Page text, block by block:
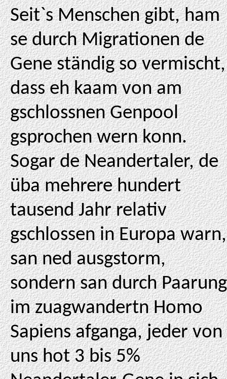
Seit`s Menschen gibt, ham
se durch Migrationen de
Gene ständig so vermischt,
dass eh kaam von am
gschlossnen Genpool
gsprochen wern konn.
Sogar de Neandertaler, de
üba mehrere hundert
tausend Jahr relativ
gschlossen in Europa warn,
san ned ausgstorm,
sondern san durch Paarung
im zuagwandertn Homo
Sapiens afganga, jeder von
uns hot 3 bis 5%